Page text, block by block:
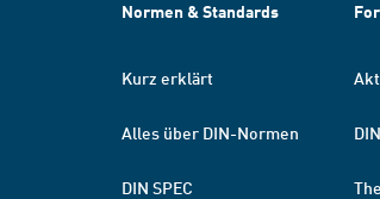
Normen & Standards
Kurz erklärt
Alles über DIN-Normen
DIN SPEC